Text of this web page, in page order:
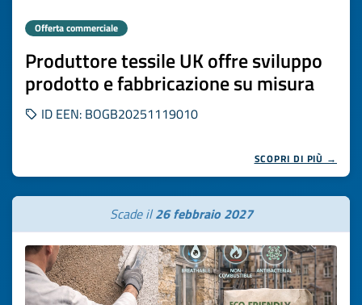
Offerta commerciale
Produttore tessile UK offre sviluppo
prodotto e fabbricazione su misura
ID EEN: BOGB20251119010
SCOPRI DI PIÙ →
Scade il26 febbraio 2027